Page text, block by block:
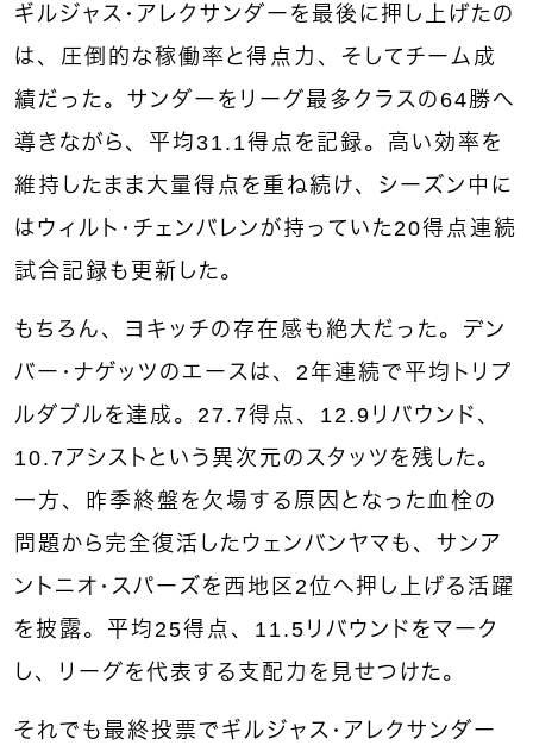
ギルジャス・アレクサンダーを最後に押し上げたの
は、圧倒的な稼働率と得点力、そしてチーム成
績だった。サンダーをリーグ最多クラスの64勝へ
導きながら、平均31.1得点を記録。高い効率を
維持したまま大量得点を重ね続け、シーズン中に
はウィルト・チェンバレンが持っていた20得点連続
試合記録も更新した。
もちろん、ヨキッチの存在感も絶大だった。 デン
バー ・ ナゲッツ のエースは、2年連続で平均トリプ
ルダブルを達成。27.7得点、12.9リバウンド、
10.7アシストという異次元のスタッツを残した。
一方、昨季終盤を欠場する原因となった血栓の
問題から完全復活したウェンバンヤマも、 サンア
ントニオ・スパーズ を西地区2位へ押し上げる活躍
を披露。平均25得点、11.5リバウンドをマーク
し、リーグを代表する支配力を見せつけた。
それでも最終投票でギルジャス・アレクサンダー